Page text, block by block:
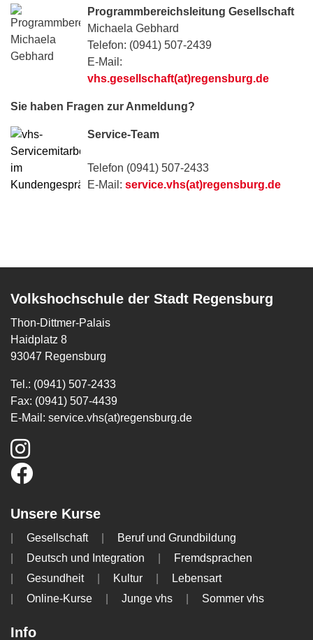
Programmbereichsleitung Gesellschaft
Michaela Gebhard
Telefon: (0941) 507-2439
E-Mail:
vhs.gesellschaft(at)regensburg.de
Sie haben Fragen zur Anmeldung?
Service-Team
Telefon (0941) 507-2433
E-Mail: service.vhs(at)regensburg.de
Volkshochschule der Stadt Regensburg
Thon-Dittmer-Palais
Haidplatz 8
93047 Regensburg
Tel.: (0941) 507-2433
Fax: (0941) 507-4439
E-Mail: service.vhs(at)regensburg.de
Unsere Kurse
Gesellschaft
Beruf und Grundbildung
Deutsch und Integration
Fremdsprachen
Gesundheit
Kultur
Lebensart
Online-Kurse
Junge vhs Sommer vhs
Info